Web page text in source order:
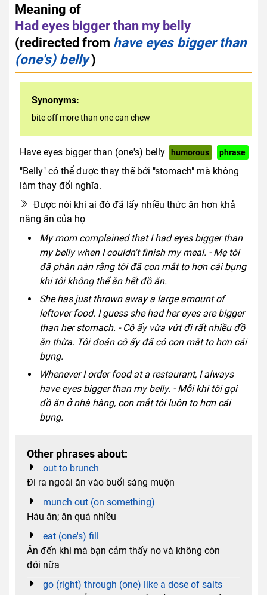
Meaning of
Had eyes bigger than my belly
(redirected from have eyes bigger than
(one's) belly)
Synonyms:
bite off more than one can chew
Have eyes bigger than (one's) belly humorous phrase
"Belly" có thể được thay thế bởi "stomach" mà không
làm thay đổi nghĩa.
Được nói khi ai đó đã lấy nhiều thức ăn hơn khả
năng ăn của họ
My mom complained that I had eyes bigger than
my belly when I couldn't finish my meal. - Mẹ tôi
đã phàn nàn rằng tôi đã con mắt to hơn cái bụng
khi tôi không thể ăn hết đồ ăn.
She has just thrown away a large amount of
leftover food. I guess she had her eyes are bigger
than her stomach. - Cô ấy vừa vứt đi rất nhiều đồ
ăn thừa. Tôi đoán cô ấy đã có con mắt to hơn cái
bụng.
Whenever I order food at a restaurant, I always
have eyes bigger than my belly. - Mỗi khi tôi gọi
đồ ăn ở nhà hàng, con mắt tôi luôn to hơn cái
bụng.
Other phrases about:
out to brunch
Đi ra ngoài ăn vào buổi sáng muộn
munch out (on something)
Háu ăn; ăn quá nhiều
eat (one's) fill
Ăn đến khi mà bạn cảm thấy no và không còn
đói nữa
go (right) through (one) like a dose of salts